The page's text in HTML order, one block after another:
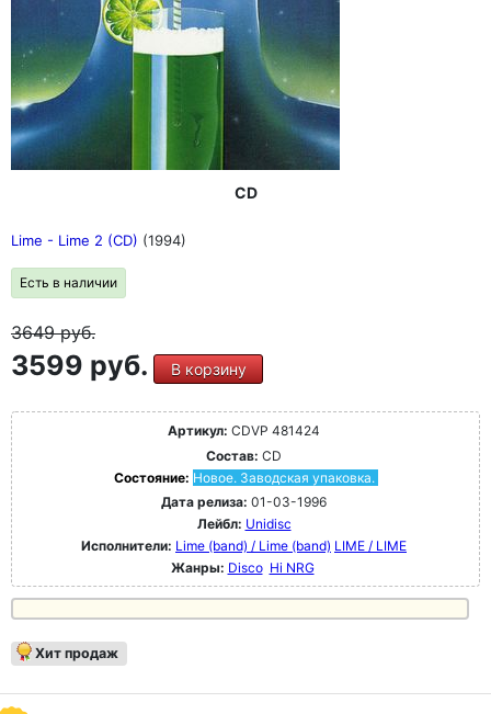
"Итак фэн знает, чего ожидать: запоминающиеся
мелодии, стоические Мелодии, жесткие и твердые
барабаны, мощный бас, жирные гитарные риффы и
короткие -Соло, все это подкреплено гармоничными
клавишными клавишными и доминирующим
харизматичным голосом Кэтли Голос Кэтли" (Good
Times, апрель/май 2016)
CD
Lime - Lime 2 (CD) (1994)
Есть в наличии
3649руб.
3599 руб. В корзину
Артикул: CDVP 481424
Состав: CD
Состояние: Новое. Заводская упаковка.
Дата релиза: 01-03-1996
Лейбл: Unidisc
Исполнители: Lime (band) / Lime (band) LIME / LIME
Жанры: Disco Hi NRG
Хит продаж